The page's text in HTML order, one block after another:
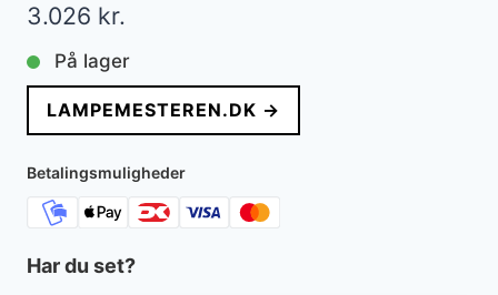
3.026 kr.
På lager
LAMPEMESTEREN.DK →
Betalingsmuligheder
Har du set?